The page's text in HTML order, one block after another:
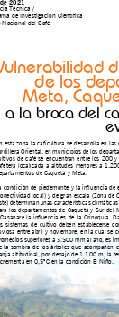
de Cafeteros
este
de usoy
de Datos